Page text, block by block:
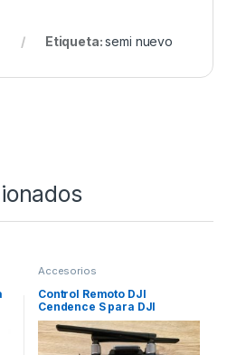
Etiqueta:semi nuevo
Accesorios
Control Remoto DJI
Cendence S para DJI
Matrice 210 V2 (2332)